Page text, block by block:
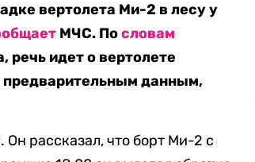
вертолета Ми-2 в лесу у
МЧС. Пословам
речь идет о вертолете
предварительным данным,
Он рассказал, что борт Ми-2 с